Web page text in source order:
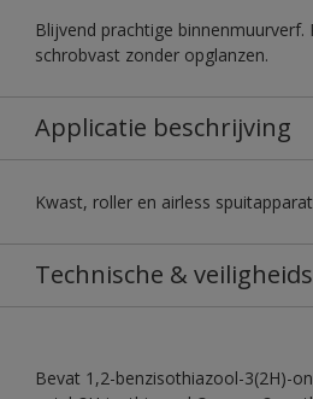
Blijvend prachtige binnenmuurverf.
schrobvast zonder opglanzen.
Applicatie beschrijving
Kwast, roller en airless
Technische &
Bevat 1,2-benzisothiazool-3(2H)-